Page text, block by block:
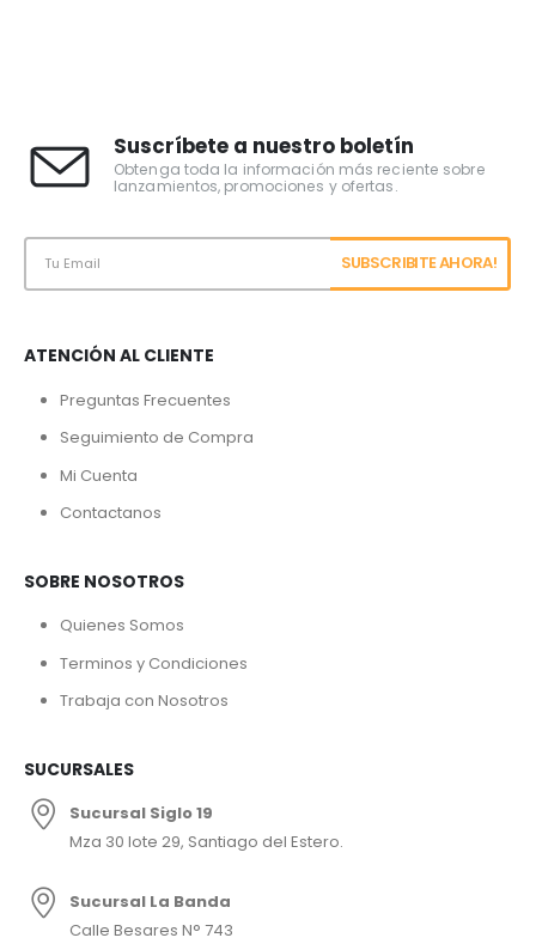
Suscríbete a nuestro boletín
Obtenga toda la información más reciente sobre
lanzamientos, promociones y ofertas.
ATENCIÓN AL CLIENTE
Preguntas Frecuentes
Seguimiento de Compra
Mi Cuenta
Contactanos
SOBRE NOSOTROS
Quienes Somos
Terminos y Condiciones
Trabaja con Nosotros
SUCURSALES
Sucursal Siglo 19
Mza 30 lote 29, Santiago del Estero.
Sucursal La Banda
Calle Besares N° 743